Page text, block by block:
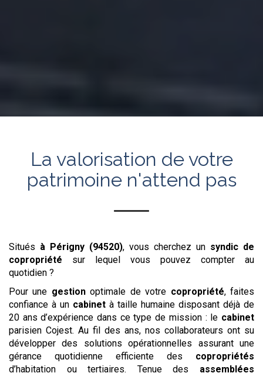
La valorisation de votre
patrimoine n'attend pas
Situés à Périgny (94520), vous cherchez un syndic de
copropriété sur lequel vous pouvez compter au
quotidien ?
Pour une gestionoptimale de votre copropriété, faites
confiance à un cabinet à taille humaine disposant déjà de
20 ans d’expérience dans ce type de mission : le cabinet
parisien Cojest. Au fil des ans, nos collaborateurs ont su
développer des solutions opérationnelles assurant une
gérance quotidienne efficiente des copropriétés
d’habitation ou tertiaires. Tenue des assemblées